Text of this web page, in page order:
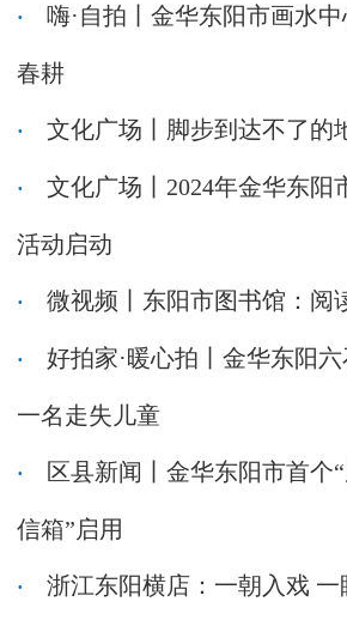
嗨·自拍丨金华东阳市画水
春耕
文化广场丨脚步到达不了的
文化广场丨2024年金华东阳
活动启动
微视频丨东阳市图书馆：阅
好拍家·暖心拍丨金华东阳
一名走失儿童
区县新闻丨金华东阳市首个
信箱”启用
浙江东阳横店：一朝入戏 一